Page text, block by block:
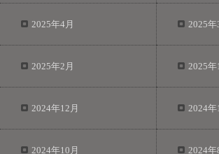
2025年4月 2025年
2025年2月 2025年
2024年12月 2024年
2024年10月 2024年